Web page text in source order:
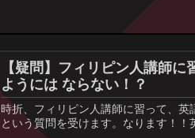
【疑問】フィリピン人講師
ようには ならない！？
時折、フィリピン人講師に習って、英
という質問を受けます。なります！！